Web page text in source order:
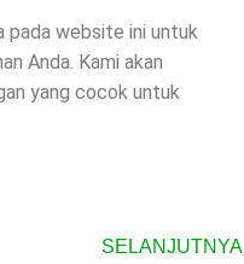
pada website ini untuk
Anda. Kami akan
yang cocok untuk
SELANJUTNYA